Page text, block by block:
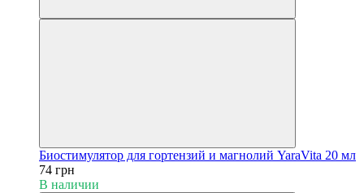
Биостимулятор для гортензий и магнолий YaraVita 20 мл
74 грн
В наличии